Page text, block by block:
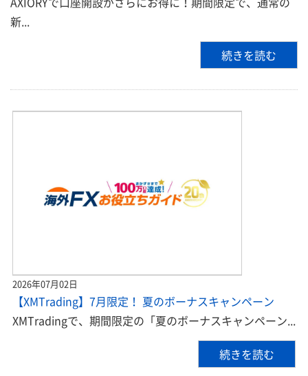
新...
続きを読む
2026年07月02日
【XMTrading】7月限定！ 夏のボーナスキャンペーン
XMTradingで、期間限定の「夏のボーナスキャンペーン...
続きを読む